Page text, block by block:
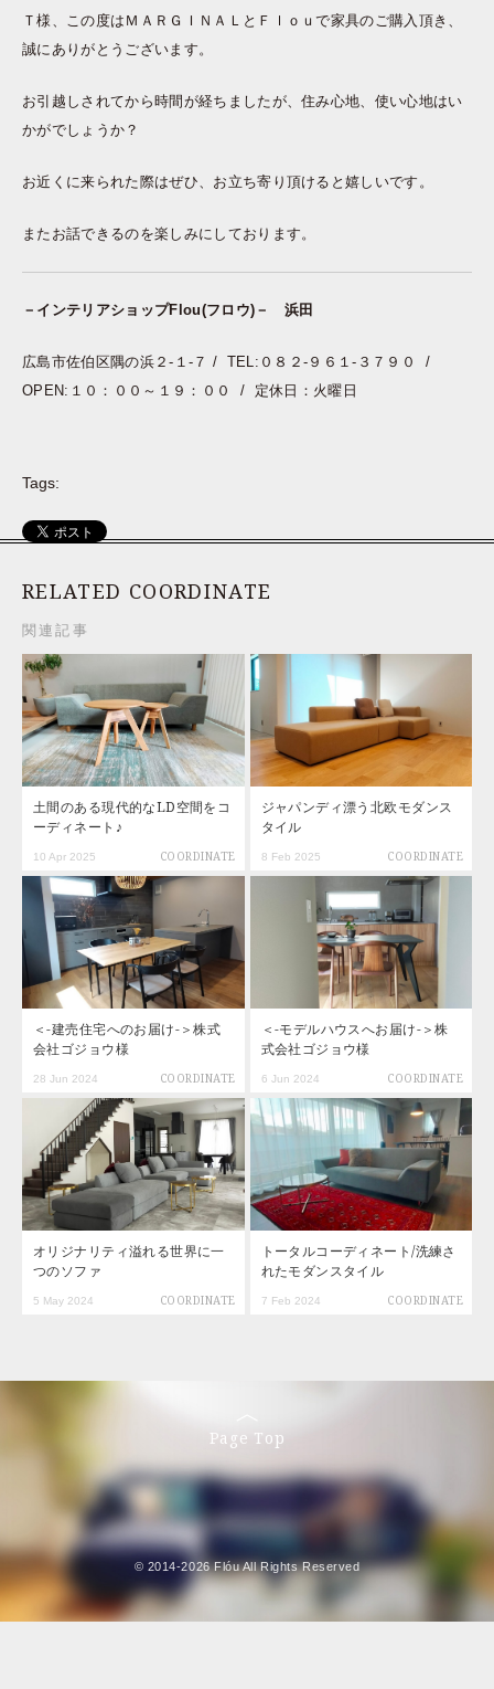
Ｔ様、この度はＭＡＲＧＩＮＡＬとＦｌｏｕで家具のご購入頂き、
誠にありがとうございます。
お引越しされてから時間が経ちましたが、住み心地、使い心地はい
かがでしょうか？
お近くに来られた際はぜひ、お立ち寄り頂けると嬉しいです。
またお話できるのを楽しみにしております。
－インテリアショップFlou(フロウ)－ 浜田
広島市佐伯区隅の浜２-１-７ / TEL:０８２-９６１-３７９０ /
OPEN:１０：００～１９：００ / 定休日：火曜日
Tags:
RELATED COORDINATE
関連記事
土間のある現代的なLD空間をコ
ーディネート♪
10 Apr 2025 COORDINATE
ジャパンディ漂う北欧モダンス
タイル
8 Feb 2025 COORDINATE
＜-建売住宅へのお届け-＞株式
会社ゴジョウ様
28 Jun 2024 COORDINATE
＜-モデルハウスへお届け-＞株
式会社ゴジョウ様
6 Jun 2024 COORDINATE
オリジナリティ溢れる世界に一
つのソファ
5 May 2024 COORDINATE
トータルコーディネート/洗練さ
れたモダンスタイル
7 Feb 2024 COORDINATE
Page Top
© 2014-2026 Flóu All Rights Reserved